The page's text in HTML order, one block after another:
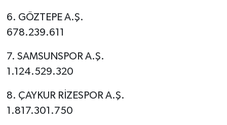
6. GÖZTEPE A.Ş.
678.239.611
7. SAMSUNSPOR A.Ş.
1.124.529.320
8. ÇAYKUR RİZESPOR A.Ş.
1.817.301.750